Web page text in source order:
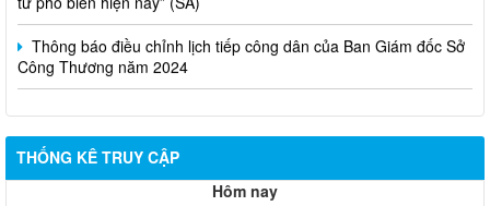
Thông báo điều chỉnh lịch tiếp công dân của Ban Giám đốc Sở
Công Thương năm 2024
THỐNG KÊ TRUY CẬP
Hôm nay